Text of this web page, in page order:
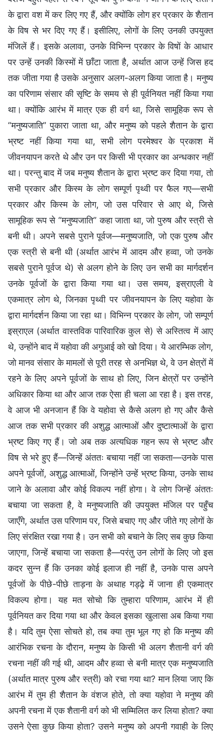
के द्वारा वश में कर लिए गए हैं, और क्योंकि लोग हर प्रकार के शैतान
के विष से भर दिए गए हैं। इसीलिए, लोगों के लिए उनकी उपयुक्त
मंजिलें हैं। इसके अलावा, उनके विभिन्न प्रकार के विषों के आधार
पर उन्हें उनकी किस्मों में छाँटा जाता है, अर्थात आज उन्हें जिस हद
तक जीता गया है उसके अनुसार अलग-अलग किया जाता है। मनुष्य
का परिणाम संसार की सृष्टि के समय से ही पूर्वनियत नहीं किया गया
था। क्योंकि आरंभ में मात्र एक ही वर्ग था, जिसे सामूहिक रूप से
“मनुष्यजाति” पुकारा जाता था, और मनुष्य को पहले शैतान के द्वारा
भ्रष्ट नहीं किया गया था, सभी लोग परमेश्वर के प्रकाश में
जीवनयापन करते थे और उन पर किसी भी प्रकार का अन्धकार नहीं
था। परन्तु बाद में जब मनुष्य शैतान के द्वारा भ्रष्ट कर दिया गया, तो
सभी प्रकार और किस्म के लोग सम्पूर्ण पृथ्वी पर फैल गए—सभी
प्रकार और किस्म के लोग, जो उस परिवार से आए थे, जिसे
सामूहिक रूप से “मनुष्यजाति” कहा जाता था, जो पुरुष और स्त्री से
बनी थी। अपने सबसे पुराने पूर्वज—मनुष्यजाति, जो एक पुरुष और
एक स्त्री से बनी थी (अर्थात आरंभ में आदम और हव्वा, जो उनके
सबसे पुराने पूर्वज थे) से अलग होने के लिए उन सभी का मार्गदर्शन
उनके पूर्वजों के द्वारा किया गया था। उस समय, इस्राएली वे
एकमात्र लोग थे, जिनका पृथ्वी पर जीवनयापन के लिए यहोवा के
द्वारा मार्गदर्शन किया जा रहा था। विभिन्न प्रकार के लोग, जो सम्पूर्ण
इस्राएल (अर्थात वास्तविक पारिवारिक कुल से) से अस्तित्व में आए
थे, उन्होंने बाद में यहोवा की अगुआई को खो दिया। ये आरम्भिक लोग,
जो मानव संसार के मामलों से पूरी तरह से अनभिज्ञ थे, वे उन क्षेत्रों में
रहने के लिए अपने पूर्वजों के साथ हो लिए, जिन क्षेत्रों पर उन्होंने
अधिकार किया था और आज तक ऐसा ही चला आ रहा है। इस तरह,
वे आज भी अनजान हैं कि वे यहोवा से कैसे अलग हो गए और कैसे
आज तक सभी प्रकार की अशुद्ध आत्माओं और दुष्टात्माओं के द्वारा
भ्रष्ट किए गए हैं। जो अब तक अत्यधिक गहन रूप से भ्रष्ट और
विष से भरे हुए हैं—जिन्हें अंततः बचाया नहीं जा सकता—उनके पास
अपने पूर्वजों, अशुद्ध आत्माओं, जिन्होंने उन्हें भ्रष्ट किया, उनके साथ
जाने के अलावा और कोई विकल्प नहीं होगा। वे लोग जिन्हें अंततः
बचाया जा सकता है, वे मनुष्यजाति की उपयुक्त मंजिल पर पहुँच
जाएँगे, अर्थात उस परिणाम पर, जिसे बचाए गए और जीते गए लोगों के
लिए संरक्षित रखा गया है। उन सभी को बचाने के लिए सब कुछ किया
जाएगा, जिन्हें बचाया जा सकता है—परंतु उन लोगों के लिए जो इस
कदर सुन्न हैं कि उनका कोई इलाज ही नहीं है, उनके पास अपने
पूर्वजों के पीछे-पीछे ताड़ना के अथाह गड्ढ़े में जाना ही एकमात्र
विकल्प होगा। यह मत सोचो कि तुम्हारा परिणाम, आरंभ में ही
पूर्वनियत कर दिया गया था और केवल इसका खुलासा अब किया गया
है। यदि तुम ऐसा सोचते हो, तब क्या तुम भूल गए हो कि मनुष्य की
आरंभिक रचना के दौरान, मनुष्य के किसी भी अलग शैतानी वर्ग की
रचना नहीं की गई थी, आदम और हव्वा से बनी मात्र एक मनुष्यजाति
(अर्थात मात्र पुरुष और स्त्री) को रचा गया था? मान लिया जाए कि
आरंभ में तुम ही शैतान के वंशज होते, तो क्या यहोवा ने मनुष्य की
अपनी रचना में एक शैतानी वर्ग को भी सम्मिलित कर लिया होता? क्या
उसने ऐसा कुछ किया होता? उसने मनुष्य को अपनी गवाही के लिए